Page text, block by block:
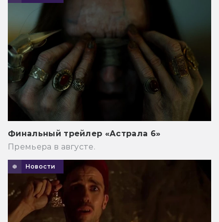
Финальный трейлер «Астрала 6»
Премьера в августе.
Новости